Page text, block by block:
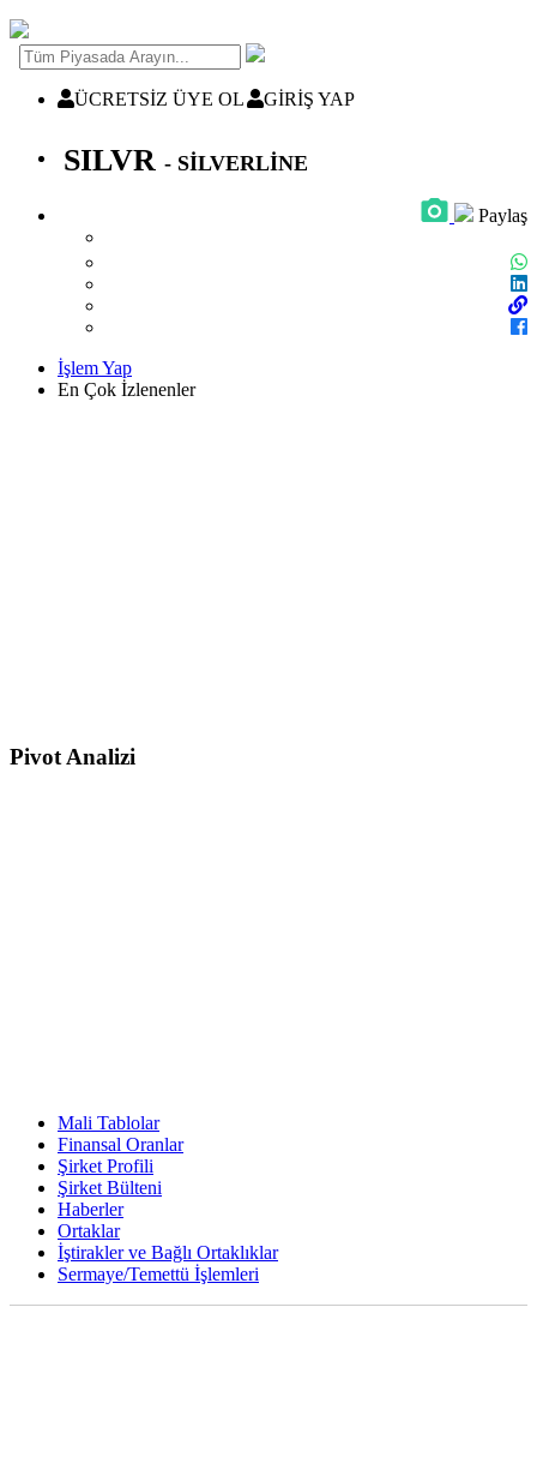
ÜCRETSİZ ÜYE OL GİRİŞ YAP
SILVR - SİLVERLİNE
Paylaş
İşlem Yap
En Çok İzlenenler
Pivot Analizi
Mali Tablolar
Finansal Oranlar
Şirket Profili
Şirket Bülteni
Haberler
Ortaklar
İştirakler ve Bağlı Ortaklıklar
Sermaye/Temettü İşlemleri